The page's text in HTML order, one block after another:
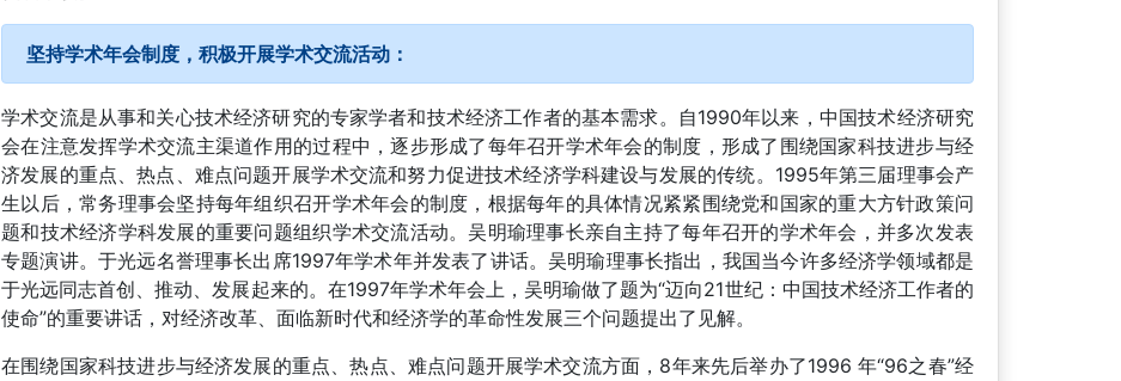
坚持学术年会制度，积极开展学术交流活动：
学术交流是从事和关心技术经济研究的专家学者和技术经济工作者的基本需求。自1990年以来，中国技术经济研究
会在注意发挥学术交流主渠道作用的过程中，逐步形成了每年召开学术年会的制度，形成了围绕国家科技进步与经
济发展的重点、热点、难点问题开展学术交流和努力促进技术经济学科建设与发展的传统。1995年第三届理事会产
生以后，常务理事会坚持每年组织召开学术年会的制度，根据每年的具体情况紧紧围绕党和国家的重大方针政策问
题和技术经济学科发展的重要问题组织学术交流活动。吴明瑜理事长亲自主持了每年召开的学术年会，并多次发表
专题演讲。于光远名誉理事长出席1997年学术年并发表了讲话。吴明瑜理事长指出，我国当今许多经济学领域都是
于光远同志首创、推动、发展起来的。在1997年学术年会上，吴明瑜做了题为“迈向21世纪：中国技术经济工作者的
使命”的重要讲话，对经济改革、面临新时代和经济学的革命性发展三个问题提出了见解。
在围绕国家科技进步与经济发展的重点、热点、难点问题开展学术交流方面，8年来先后举办了1996 年“96之春”经